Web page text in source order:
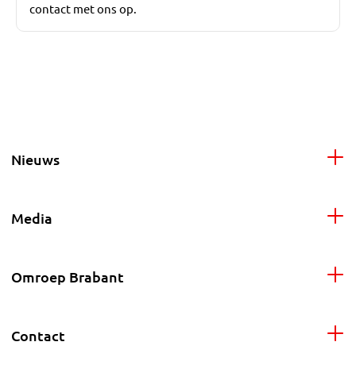
contact met ons op.
Nieuws
Media
Omroep Brabant
Contact